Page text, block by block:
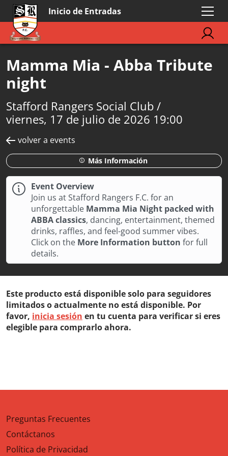
Inicio de Entradas
Mamma Mia - Abba Tribute
night
Stafford Rangers Social Club /
viernes, 17 de julio de 2026 19:00
volver a events
Más Información
Event Overview
Join us at Stafford Rangers F.C. for an
unforgettable Mamma Mia Night packed with
ABBA classics, dancing, entertainment, themed
drinks, raffles, and feel-good summer vibes.
Click on the More Information button for full
details.
Este producto está disponible solo para seguidores
limitados o actualmente no está disponible. Por
favor, inicia sesión en tu cuenta para verificar si eres
elegible para comprarlo ahora.
Preguntas Frecuentes
Contáctanos
Política de Privacidad